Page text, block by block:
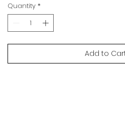
Quantity *
Add to